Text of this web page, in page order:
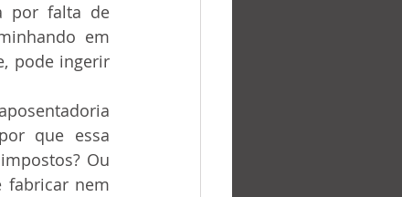
por falta de
em
pode ingerir
que essa
Ou
fabricar nem